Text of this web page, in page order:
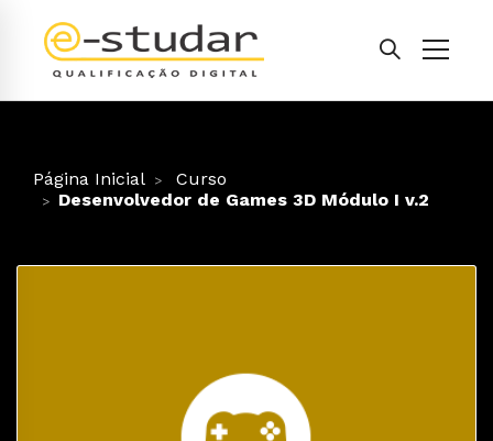
Página Inicial
Curso
Desenvolvedor de Games 3D Módulo I v.2